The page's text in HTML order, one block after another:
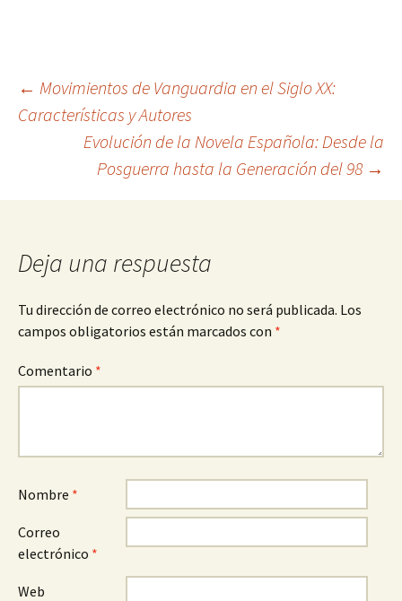
Navegación
entradas
← Movimientos de Vanguardia en el Siglo XX:
Características y Autores
Evolución de la Novela Española: Desde la
Posguerra hasta la Generación del 98 →
Deja una respuesta
Tu dirección de correo electrónico no será publicada. Los
campos obligatorios están marcados con *
Comentario *
Nombre *
Correo
electrónico *
Web